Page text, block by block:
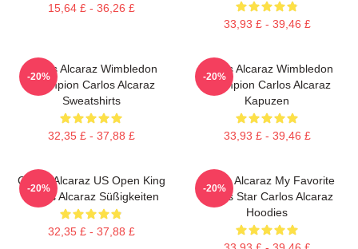
15,64 £ - 36,26 £
33,93 £ - 39,46 £
Carlos Alcaraz Wimbledon
Champion Carlos Alcaraz
Sweatshirts
32,35 £ - 37,88 £
-20%
Carlos Alcaraz Wimbledon
Champion Carlos Alcaraz
Kapuzen
33,93 £ - 39,46 £
-20%
Carlos Alcaraz US Open King
Carlos Alcaraz Süßigkeiten
32,35 £ - 37,88 £
-20%
Carlos Alcaraz My Favorite
Tennis Star Carlos Alcaraz
Hoodies
-20%